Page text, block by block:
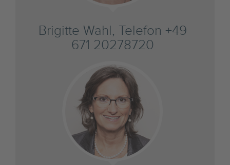
Brigitte Wahl, Telefon +49
671 20278720